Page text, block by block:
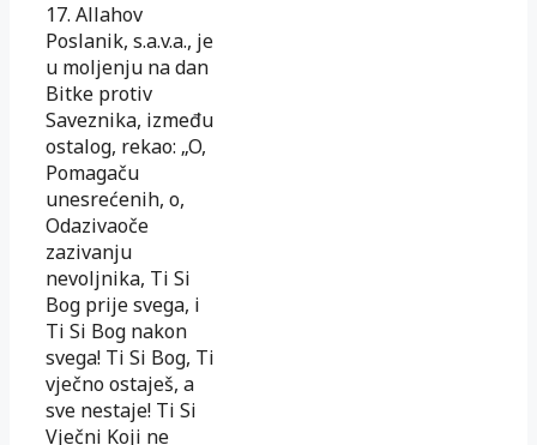
17. Allahov
Poslanik, s.a.v.a., je
u moljenju na dan
Bitke protiv
Saveznika, između
ostalog, rekao: „O,
Pomagaču
unesrećenih, o,
Odazivaoče
zazivanju
nevoljnika, Ti Si
Bog prije svega, i
Ti Si Bog nakon
svega! Ti Si Bog, Ti
vječno ostaješ, a
sve nestaje! Ti Si
Vječni Koji ne